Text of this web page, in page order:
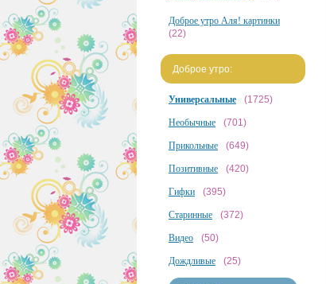
Доброе утро Аля! картинки
(22)
Доброе утро:
Универсальные (1725)
Необычные (701)
Прикольные (649)
Позитивные (420)
Гифки (395)
Старинные (372)
Видео (50)
Дождливые (25)